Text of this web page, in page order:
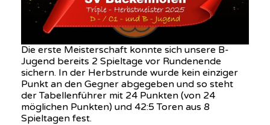
Die erste Meisterschaft konnte sich unsere B-
Jugend bereits 2 Spieltage vor Rundenende
sichern. In der Herbstrunde wurde kein einziger
Punkt an den Gegner abgegeben und so steht
der Tabellenführer mit 24 Punkten (von 24
möglichen Punkten) und 42:5 Toren aus 8
Spieltagen fest.